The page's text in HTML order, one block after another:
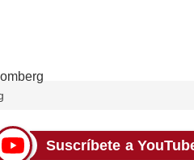
Suscríbete a